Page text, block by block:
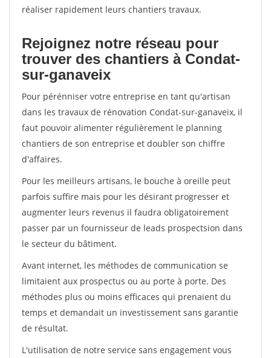
réaliser rapidement leurs chantiers travaux.
Rejoignez notre réseau pour
trouver des chantiers à Condat-
sur-ganaveix
Pour pérénniser votre entreprise en tant qu'artisan
dans les travaux de rénovation Condat-sur-ganaveix, il
faut pouvoir alimenter régulièrement le planning
chantiers de son entreprise et doubler son chiffre
d'affaires.
Pour les meilleurs artisans, le bouche à oreille peut
parfois suffire mais pour les désirant progresser et
augmenter leurs revenus il faudra obligatoirement
passer par un fournisseur de leads prospectsion dans
le secteur du bâtiment.
Avant internet, les méthodes de communication se
limitaient aux prospectus ou au porte à porte. Des
méthodes plus ou moins efficaces qui prenaient du
temps et demandait un investissement sans garantie
de résultat.
L'utilisation de notre service sans engagement vous